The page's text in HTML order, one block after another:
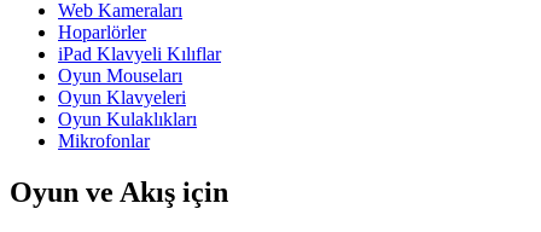
Web Kameraları
Hoparlörler
iPad Klavyeli Kılıflar
Oyun Mouseları
Oyun Klavyeleri
Oyun Kulaklıkları
Mikrofonlar
Oyun ve Akış için